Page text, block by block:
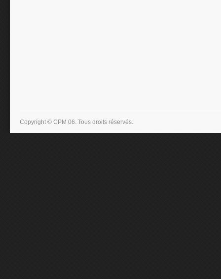
Copyright © CPM 06. Tous droits réservés.